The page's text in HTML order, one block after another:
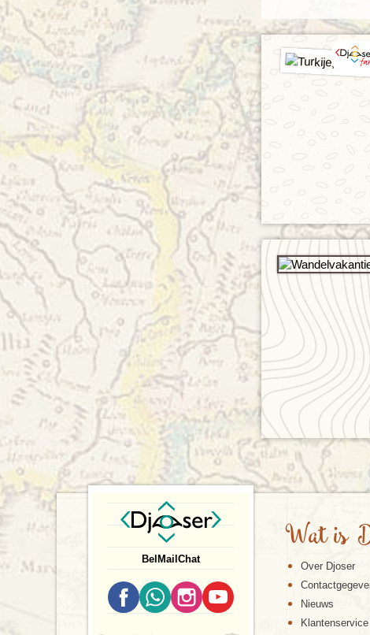
Bel Mail Chat
Wat is
Over Djoser
Nieuws
Klantenservice